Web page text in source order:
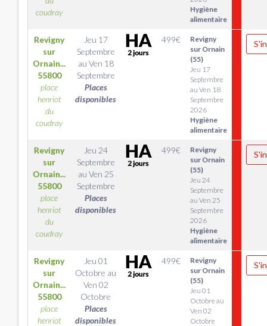
coudray
Hygiène
alimentaire
Revigny
sur
Ornain...
55800
place
henriot
du
coudray
Jeu 17
Septembre
au Ven 18
Septembre
Places
disponibles
499€
Revigny
sur Ornain
(55)
Jeu 17
Septembre
au Ven 18
Septembre
2026
Hygiène
alimentaire
Revigny
sur
Ornain...
55800
place
henriot
du
coudray
Jeu 24
Septembre
au Ven 25
Septembre
Places
disponibles
499€
Revigny
sur Ornain
(55)
Jeu 24
Septembre
au Ven 25
Septembre
2026
Hygiène
alimentaire
Revigny
sur
Ornain...
55800
place
henriot
Jeu 01
Octobre au
Ven 02
Octobre
Places
disponibles
499€
Revigny
sur Ornain
(55)
Jeu 01
Octobre au
Ven 02
Octobre